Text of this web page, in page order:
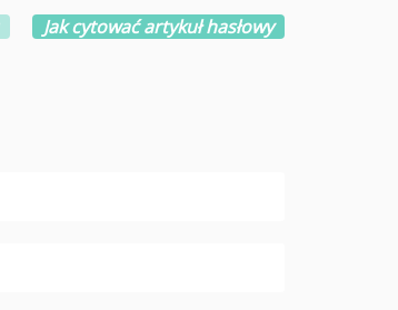
Jak cytować artykuł hasłowy